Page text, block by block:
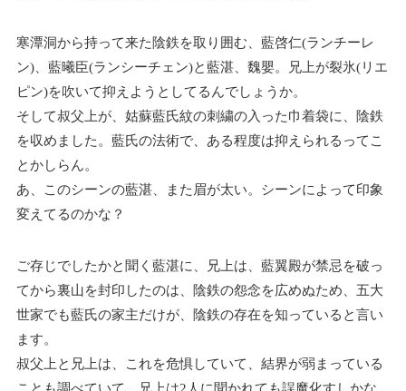
寒潭洞から持って来た陰鉄を取り囲む、藍啓仁(ランチーレ
ン)、藍曦臣(ランシーチェン)と藍湛、魏嬰。兄上が裂氷(リエ
ピン)を吹いて抑えようとしてるんでしょうか。
そして叔父上が、姑蘇藍氏紋の刺繍の入った巾着袋に、陰鉄
を収めました。藍氏の法術で、ある程度は抑えられるってこ
とかしらん。
あ、このシーンの藍湛、また眉が太い。シーンによって印象
変えてるのかな？
ご存じでしたかと聞く藍湛に、兄上は、藍翼殿が禁忌を破っ
てから裏山を封印したのは、陰鉄の怨念を広めぬため、五大
世家でも藍氏の家主だけが、陰鉄の存在を知っていると言い
ます。
叔父上と兄上は、これを危惧していて、結界が弱まっている